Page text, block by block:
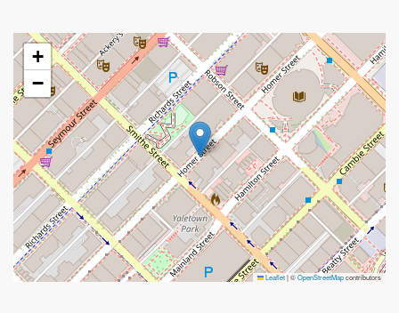
+
−
Leaflet|©OpenStreetMapcontributors